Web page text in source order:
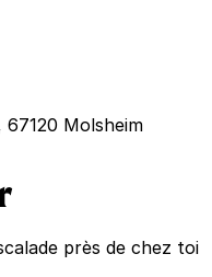
Molsheim
près de chez toi